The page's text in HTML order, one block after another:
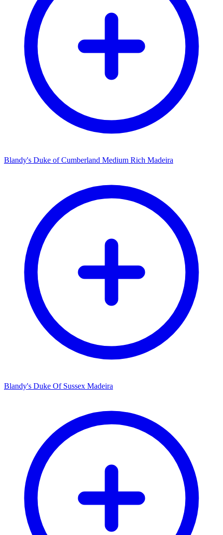
Blandy's Duke of Cumberland Medium Rich Madeira
Blandy's Duke Of Sussex Madeira